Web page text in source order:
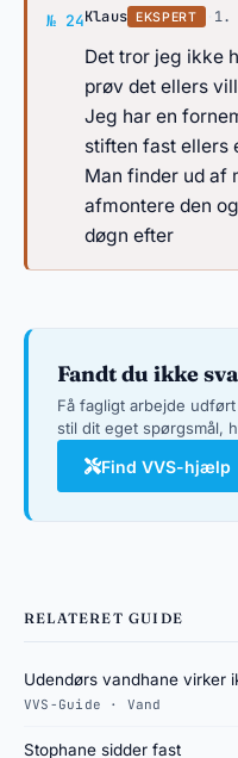
№ 24Svar af Klaus
Klaus EKSPERT 1.
Det tror jeg ikke
prøv det ellers
Jeg har en
stiften fast ellers
Man finder ud af
afmontere den
døgn efter
Fandt du ikke
Få fagligt arbejde
stil dit eget spørgsmål,
Find VVS-hjælp
RELATERET GUIDE
Udendørs vandhane virker
VVS-Guide · Vand
Stophane sidder fast